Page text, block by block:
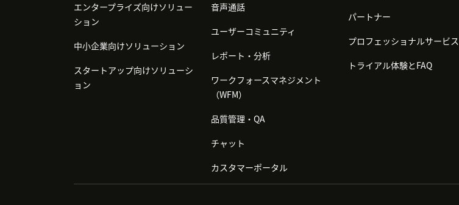
エンタープライズ向けソリュー
ション
中小企業向けソリューション
スタートアップ向けソリューシ
ョン
音声通話
ユーザーコミュニティ
レポート・分析
ワークフォースマネジメント
（WFM）
品質管理・QA
チャット
カスタマーポータル
パートナー
プロフェッショナルサービス
トライアル体験とFAQ